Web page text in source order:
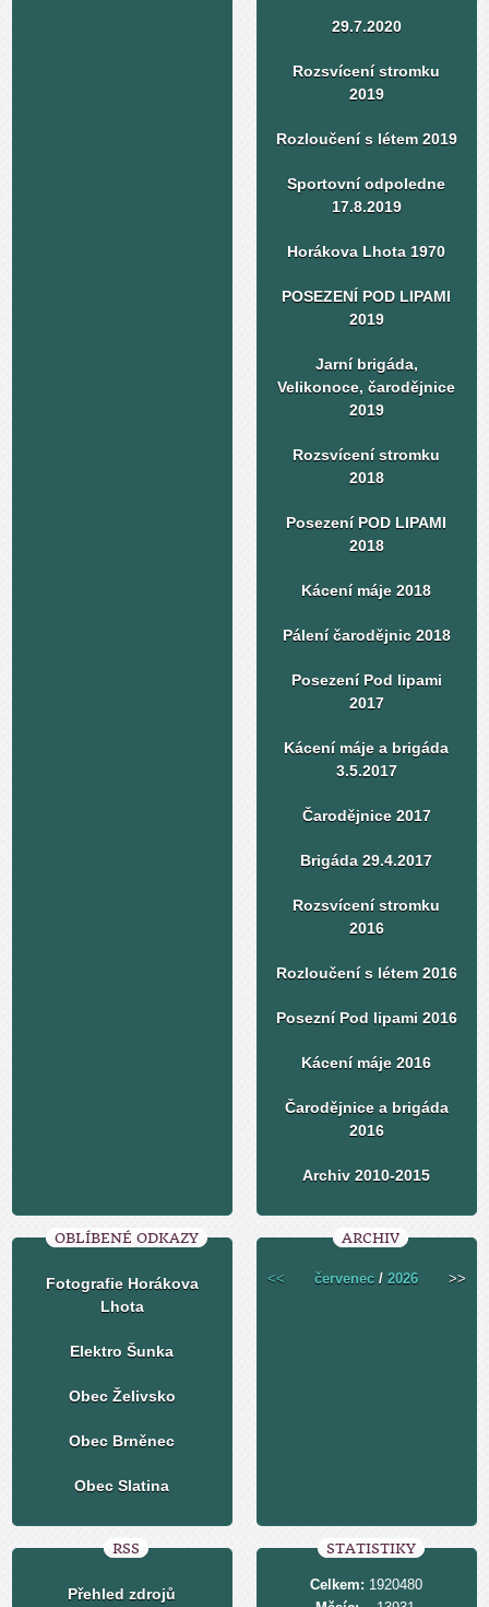
29.7.2020
Rozsvícení stromku
2019
Rozloučení s létem 2019
Sportovní odpoledne
17.8.2019
Horákova Lhota 1970
POSEZENÍ POD LIPAMI
2019
Jarní brigáda,
Velikonoce, čarodějnice
2019
Rozsvícení stromku
2018
Posezení POD LIPAMI
2018
Kácení máje 2018
Pálení čarodějnic 2018
Posezení Pod lipami
2017
Kácení máje a brigáda
3.5.2017
Čarodějnice 2017
Brigáda 29.4.2017
Rozsvícení stromku
2016
Rozloučení s létem 2016
Posezní Pod lipami 2016
Kácení máje 2016
Čarodějnice a brigáda
2016
Archiv 2010-2015
OBLÍBENÉ ODKAZY
Fotografie Horákova
Lhota
Elektro Šunka
Obec Želivsko
Obec Brněnec
Obec Slatina
ARCHIV
<< červenec /2026 >>
RSS
Přehled zdrojů
STATISTIKY
Celkem: 1920480